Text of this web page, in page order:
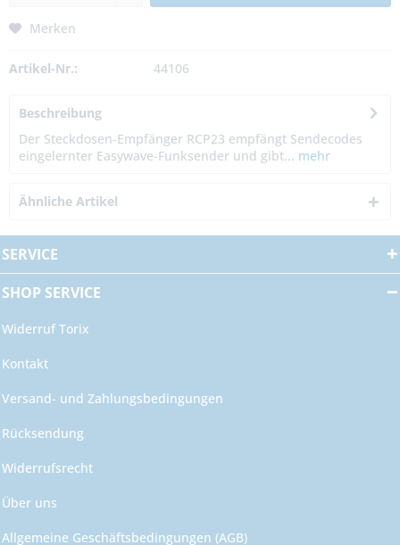
Merken
Artikel-Nr.: 44106
Beschreibung
Der Steckdosen-Empfänger RCP23 empfängt Sendecodes
eingelernter Easywave-Funksender und gibt... mehr
Ähnliche Artikel
SERVICE
SHOP SERVICE
Widerruf Torix
Kontakt
Versand- und Zahlungsbedingungen
Rücksendung
Widerrufsrecht
Über uns
Allgemeine Geschäftsbedingungen (AGB)